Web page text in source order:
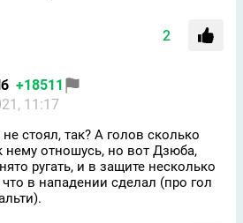
2
+18511
11:17
стоял, так? А голов сколько
нему отношусь, но вот Дзюба,
ругать, и в защите несколько
в нападении сделал (про гол